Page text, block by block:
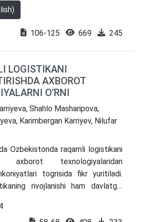
bag'ishlangan, shuningdek,
qilingan. Bu bilan muallif xalqaro
muvofiq nomoddiy aktivlarni tan
aktivlar to‘g‘risidagi
qilish tartibi bo‘yicha ishlab
taklif etadi (38-IFRS).
nomoddiy aktivlarning
amortizatsiyasi, uzoq
aktivlarga ta'sirini baholash uchun
106-125 669 245
LOGISTIKANI
AXBOROT
O’RNI
Shahlo Masharipova,
Karimbergan Karriyev, Nilufar
Ozbekistonda raqamli logistikani
axborot texnologiyalaridan
togrisida fikr yuritiladi.
rivojlanishi ham davlatga,
va qulayliklar yaratadi.